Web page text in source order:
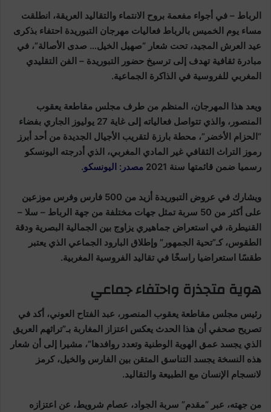
الرباط – في أجواء مفعمة بروح الانتماء والتقاليد العريقة، انطلقت
مساء يوم الخميس بالرباط فعاليات مهرجان التبوريدة احتفاء بذكرى
عيد العرش المجيد، تحت شعار “صهيل الخيل… صدى الأصالة”، في
مبادرة ثقافية تهدف إلى ترسيخ حضور التبوريدة – الفن التقليدي
المغربي للفروسية في الذاكرة الجماعية.
ويعد هذا المهرجان، المنظم من طرف مجلس مقاطعة يعقوب
المنصور، والذي تتواصل فعالياته إلى غاية 27 يوليوز الجاري بفضاء
“الحزام الأخضر”، محطة بارزة لتقريب الأجيال الجديدة من أحد أبرز
رموز التراث الثقافي غير المادي المغربي، الذي أدرجته اليونسكو
رسميا ضمن قائمتها سنة 2021
مصدر: اليونسكو.
ويشارك في عروض التبوريدة أزيد من 500 فارس وفرس موزعين
على أكثر من 50 سربة تمثل جهات مختلفة من جهة الرباط – سلا –
القنيطرة، في استعراض جماهيري يزاوج بين الجمالية البصرية ودقة
الطقوس، كـ”تحية الجمهور” وإطلاق البارود الجماعي الذي يعتبر
طقسًا استعراضيا راسخًا في تقاليد الفروسية المغربية.
هوية متجذرة واحتفاء جماعي
رئيس مجلس مقاطعة يعقوب المنصور، عبد الفتاح العوني، أكد في
تصريح صحفي أن هذا الحدث يعكس اعتزاز المغاربة بـ”تراثهم العريق
الذي يجسد عمق الهوية الوطنية وتعدد روافدها”، مشيرا إلى أن شعار
هذه النسخة يجسد التناسق المتقن بين الفارس والخيل، كرمز
لانسجام الإنسان مع الطبيعة والتقاليد.
من جهته، عبر “مقدم” سربة الجواد، عصام شرويط، عن اعتزازه